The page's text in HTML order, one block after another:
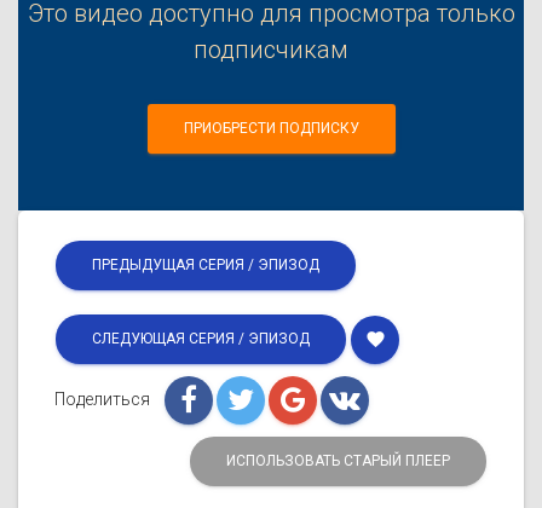
Это видео доступно для просмотра только
подписчикам
ПРИОБРЕСТИ ПОДПИСКУ
ПРЕДЫДУЩАЯ СЕРИЯ / ЭПИЗОД
СЛЕДУЮЩАЯ СЕРИЯ / ЭПИЗОД favorite
Поделиться
ИСПОЛЬЗОВАТЬ СТАРЫЙ ПЛЕЕР